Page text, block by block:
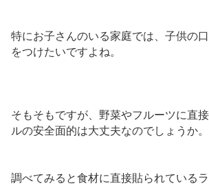
特にお子さんのいる家庭では、子供の
をつけたいですよね。
そもそもですが、野菜やフルーツに直
ルの安全面的は大丈夫なのでしょうか。
調べてみると食材に直接貼られている